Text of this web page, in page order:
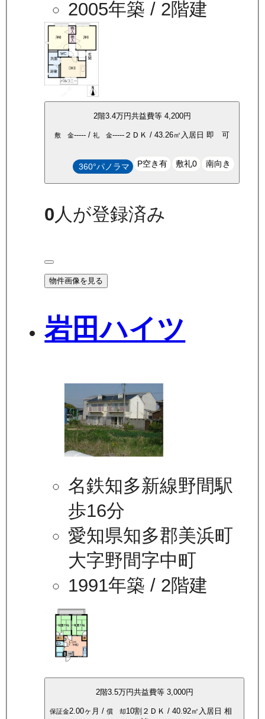
2005年築 / 2階建
2階3.4万円共益費等 4,200円
敷 金----- / 礼 金----- ２ＤＫ / 43.26㎡ 入居日 即 可
360°パノラマ P空き有 敷礼0 南向き
0 人が登録済み
物件画像を見る
岩田ハイツ
名鉄知多新線野間駅
歩16分
愛知県知多郡美浜町
大字野間字中町
1991年築 / 2階建
2階3.5万円共益費等 3,000円
保証金2.00ヶ月 / 償 却10割２ＤＫ / 40.92㎡ 入居日 相